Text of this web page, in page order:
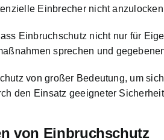
Einbrecher nicht
Einbruchschutz nicht nur für
sprechen und
von großer Bedeutung, um
den Einsatz geeigneter
von Einbruchschutz